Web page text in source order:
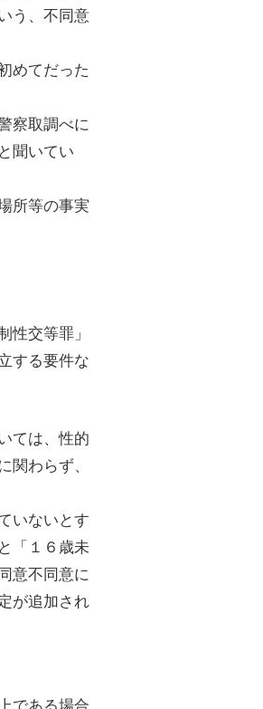
う、不同意
めてだった
察取調べに
聞いてい
所等の事実
交等罪」
する要件な
ては、性的
わらず、
いないとす
「１６歳未
意不同意に
が追加され
である場合